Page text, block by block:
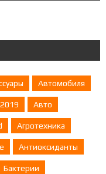
Автомобиля
2019 Авто
Агротехника
Антиоксиданты
Бактерии